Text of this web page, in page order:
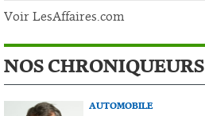
Voir LesAffaires.com
NOS CHRONIQUEURS
AUTOMOBILE